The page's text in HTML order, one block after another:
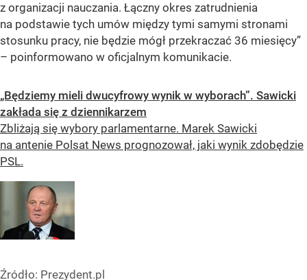
z organizacji nauczania. Łączny okres zatrudnienia
na podstawie tych umów między tymi samymi stronami
stosunku pracy, nie będzie mógł przekraczać 36 miesięcy”
– poinformowano w oficjalnym komunikacie.
„Będziemy mieli dwucyfrowy wynik w wyborach”. Sawicki
zakłada się z dziennikarzem
Zbliżają się wybory parlamentarne. Marek Sawicki
na antenie Polsat News prognozował, jaki wynik zdobędzie
PSL.
Źródło: Prezydent.pl